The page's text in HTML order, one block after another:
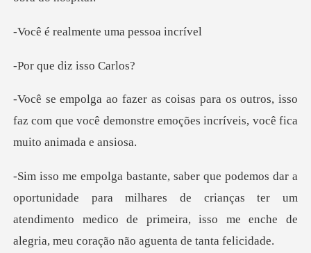
mente uma pe
diz iss
utros, isso
faz com que você demonstre emoçõe
para milhares de crianças ter um
atendimento medico de primeira, i